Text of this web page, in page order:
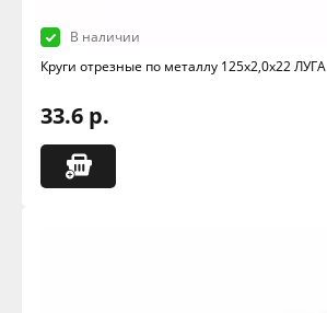
В наличии
Круги отрезные по металлу 125х2,0х22 ЛУГА
33.6 р.